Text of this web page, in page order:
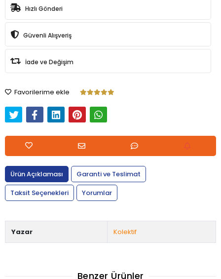
Hızlı Gönderi
Güvenli Alışveriş
İade ve Değişim
Favorilerime ekle
Ürün Açıklaması
Garanti ve Teslimat
Taksit Seçenekleri
Yorumlar
Yazar Kolektif
Benzer Ürünler